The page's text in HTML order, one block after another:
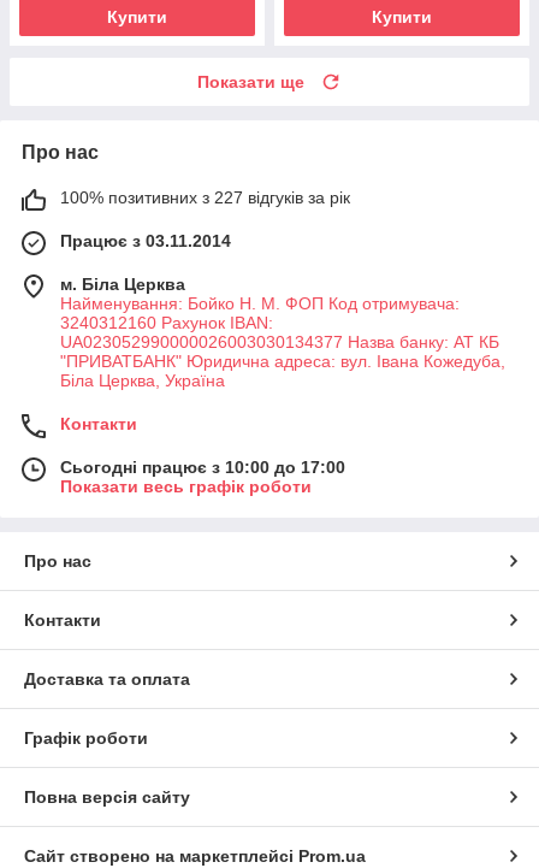
Купити Купити
Показати ще
Про нас
100% позитивних з 227 відгуків за рік
Працює з 03.11.2014
м. Біла Церква
Найменування: Бойко Н. М. ФОП Код отримувача:
3240312160 Рахунок IBAN:
UA023052990000026003030134377 Назва банку: АТ КБ
"ПРИВАТБАНК" Юридична адреса: вул. Івана Кожедуба,
Біла Церква, Україна
Контакти
Сьогодні працює з 10:00 до 17:00
Показати весь графік роботи
Про нас
Контакти
Доставка та оплата
Графік роботи
Повна версія сайту
Сайт створено на маркетплейсі Prom.ua